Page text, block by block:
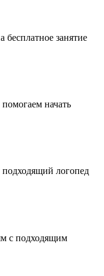
бесплатное занятие
начать
подходящий логопед
с подходящим